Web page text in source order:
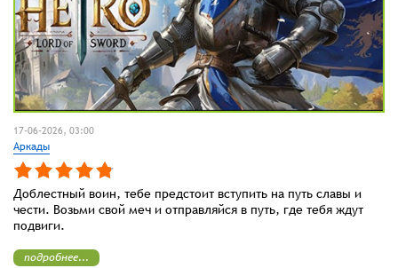
17-06-2026, 03:00
Аркады
Доблестный воин, тебе предстоит вступить на путь славы и
чести. Возьми свой меч и отправляйся в путь, где тебя ждут
подвиги.
подробнее...